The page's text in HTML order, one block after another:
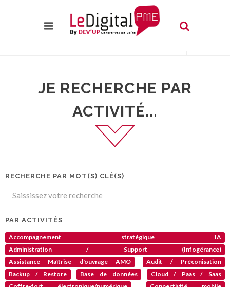
JE RECHERCHE PAR
ACTIVITÉ...
RECHERCHE PAR MOT(S) CLÉ(S)
PAR ACTIVITÉS
Accompagnement stratégique IA
Administration / Support (Infogérance)
Assistance Maîtrise d'ouvrage AMO
Audit / Préconisation
Backup / Restore
Base de données
Cloud / Paas / Saas